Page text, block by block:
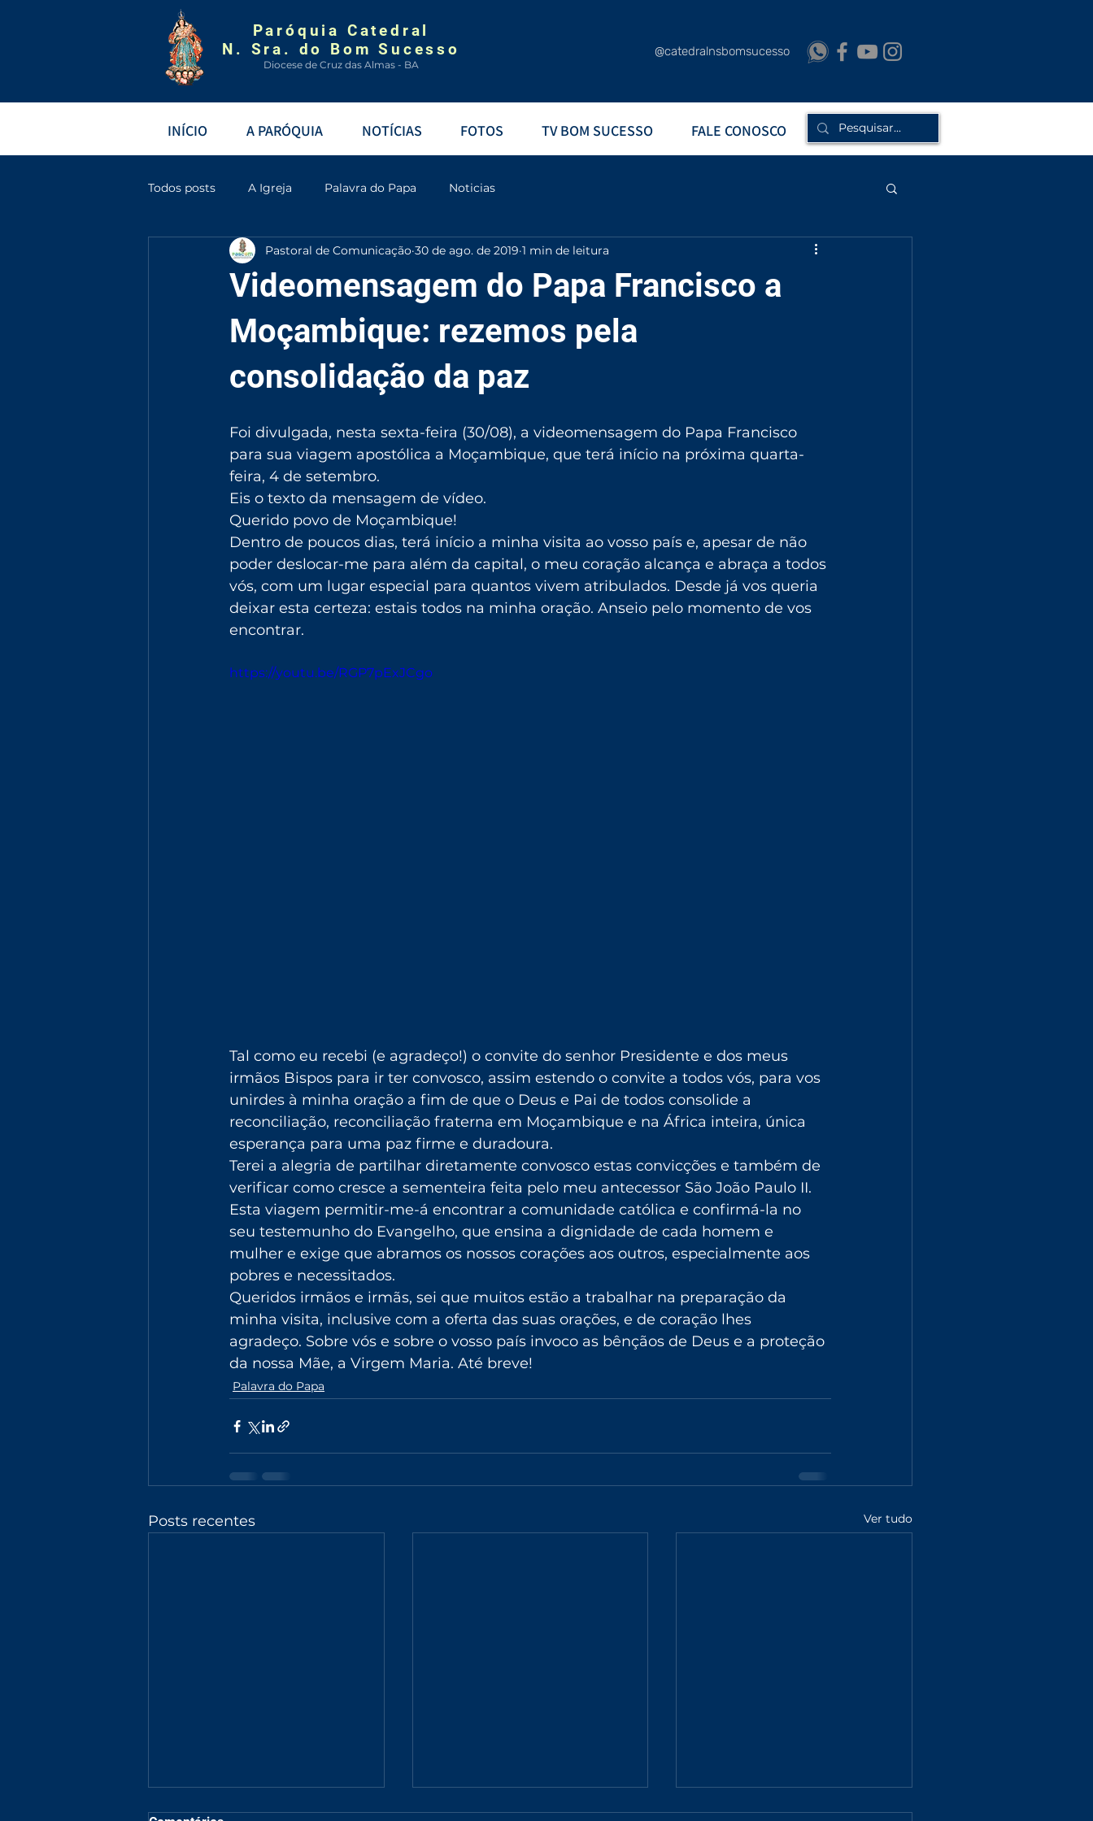
Paróquia Catedral
N. Sra. do Bom Sucesso
Diocese de Cruz das Almas - BA
@catedralnsbomsucesso
INÍCIO A PARÓQUIA NOTÍCIAS FOTOS TV BOM SUCESSO FALE CONOSCO
Todos posts A Igreja Palavra do Papa Noticias
Videomensagem do Papa Francisco a
Moçambique: rezemos pela
consolidação da paz
Pastoral de Comunicação 30 de ago. de 2019 1 min de leitura
Foi divulgada, nesta sexta-feira (30/08), a videomensagem do Papa Francisco
para sua viagem apostólica a Moçambique, que terá início na próxima quarta-
feira, 4 de setembro.
Eis o texto da mensagem de vídeo.
Querido povo de Moçambique!
Dentro de poucos dias, terá início a minha visita ao vosso país e, apesar de não
poder deslocar-me para além da capital, o meu coração alcança e abraça a todos
vós, com um lugar especial para quantos vivem atribulados. Desde já vos queria
deixar esta certeza: estais todos na minha oração. Anseio pelo momento de vos
encontrar.
https://youtu.be/RGP7pExJCgo
Tal como eu recebi (e agradeço!) o convite do senhor Presidente e dos meus
irmãos Bispos para ir ter convosco, assim estendo o convite a todos vós, para vos
unirdes à minha oração a fim de que o Deus e Pai de todos consolide a
reconciliação, reconciliação fraterna em Moçambique e na África inteira, única
esperança para uma paz firme e duradoura.
Terei a alegria de partilhar diretamente convosco estas convicções e também de
verificar como cresce a sementeira feita pelo meu antecessor São João Paulo II.
Esta viagem permitir-me-á encontrar a comunidade católica e confirmá-la no
seu testemunho do Evangelho, que ensina a dignidade de cada homem e
mulher e exige que abramos os nossos corações aos outros, especialmente aos
pobres e necessitados.
Queridos irmãos e irmãs, sei que muitos estão a trabalhar na preparação da
minha visita, inclusive com a oferta das suas orações, e de coração lhes
agradeço. Sobre vós e sobre o vosso país invoco as bênçãos de Deus e a proteção
da nossa Mãe, a Virgem Maria. Até breve!
Palavra do Papa
Posts recentes Ver tudo